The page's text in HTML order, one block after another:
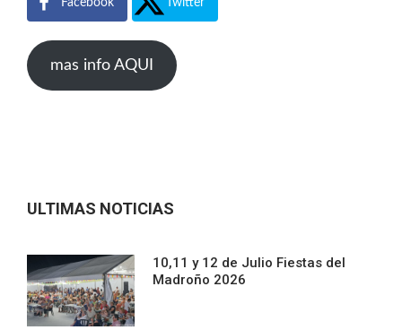
mas info AQUI
ULTIMAS NOTICIAS
10,11 y 12 de Julio Fiestas del
Madroño 2026